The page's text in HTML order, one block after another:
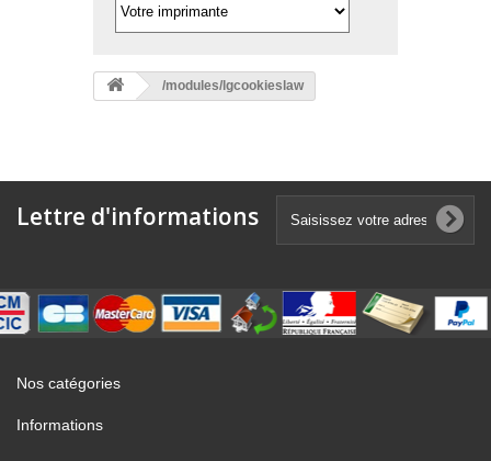
/modules/lgcookieslaw
Lettre d'informations
Nos catégories
Informations